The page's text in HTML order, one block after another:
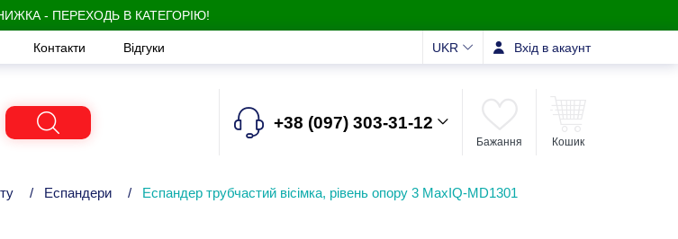
- ПЕРЕХОДЬ В КАТЕГОРІЮ!
Контакти Відгуки UKR Вхід в акаунт
+38 (097) 303-31-12
Бажання Кошик
/ Еспандери / Еспандер трубчастий вісімка, рівень опору 3 MaxIQ-MD1301